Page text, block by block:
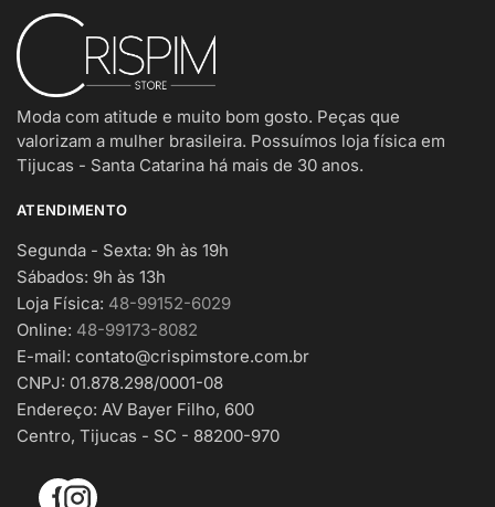
na
página
do
Moda com atitude e muito bom gosto. Peças que
valorizam a mulher brasileira. Possuímos loja física em
Tijucas - Santa Catarina há mais de 30 anos.
ATENDIMENTO
Segunda - Sexta: 9h às 19h
Sábados: 9h às 13h
Loja Física: 48-99152-6029
Online: 48-99173-8082
E-mail: contato@crispimstore.com.br
CNPJ: 01.878.298/0001-08
Endereço: AV Bayer Filho, 600
Centro, Tijucas - SC - 88200-970